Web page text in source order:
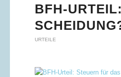
BFH-
URTEILE